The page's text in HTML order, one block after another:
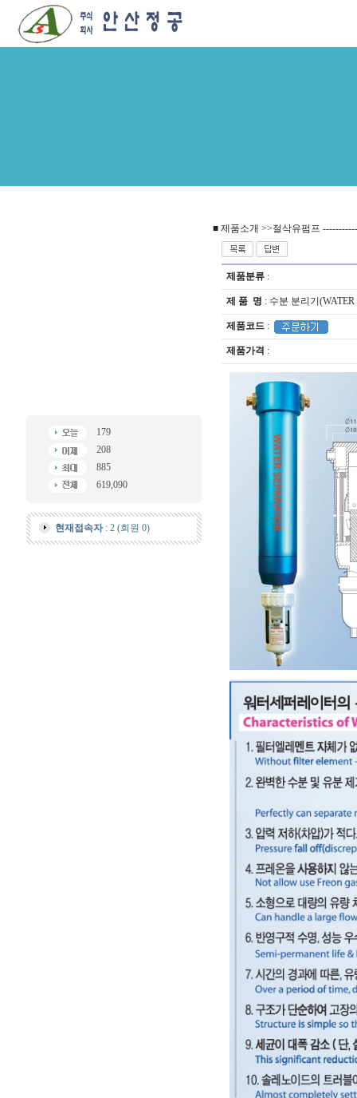
179
208
885
619,090
현재접속자: 2 (회원 0)
■ 제품소개 >>절삭유펌프
제품분류 :
제 품 명 : 수분 분리기
제품코드 :
제품가격 :